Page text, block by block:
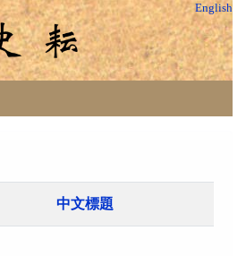
English
中文標題